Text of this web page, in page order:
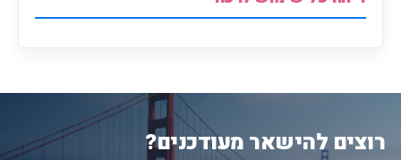
רוצים להישאר מעודכנים?